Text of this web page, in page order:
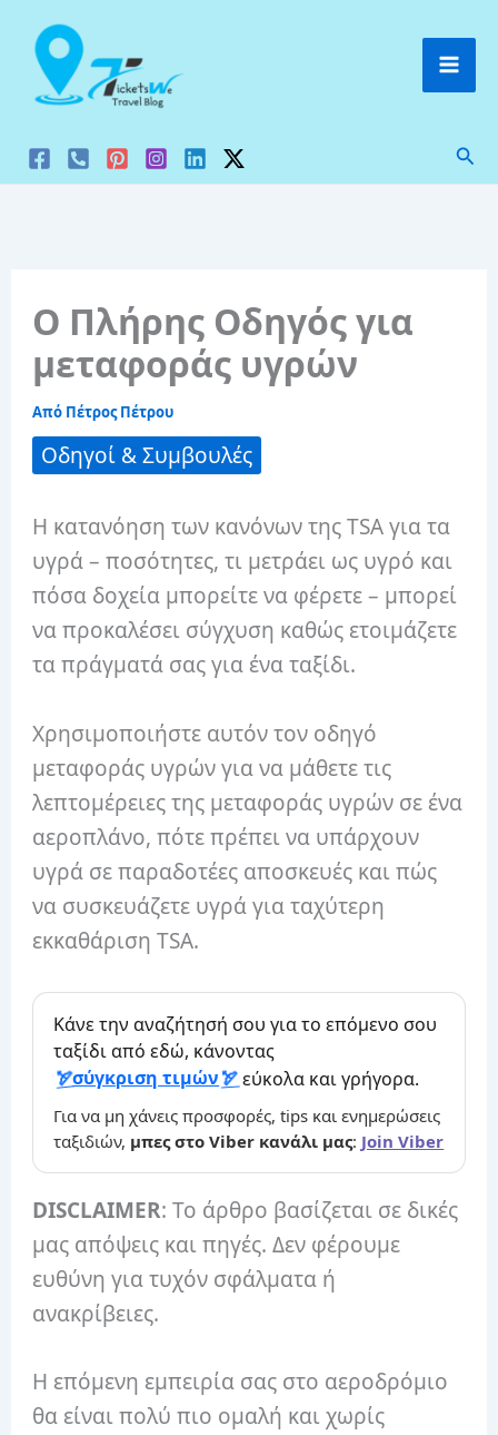
στο
περιεχόμενο
Ο Πλήρης Οδηγός για
μεταφοράς υγρών
Από Πέτρος Πέτρου
Οδηγοί & Συμβουλές
Η κατανόηση των κανόνων της TSA για τα
υγρά – ποσότητες, τι μετράει ως υγρό και
πόσα δοχεία μπορείτε να φέρετε – μπορεί
να προκαλέσει σύγχυση καθώς ετοιμάζετε
τα πράγματά σας για ένα ταξίδι.
Χρησιμοποιήστε αυτόν τον οδηγό
μεταφοράς υγρών για να μάθετε τις
λεπτομέρειες της μεταφοράς υγρών σε ένα
αεροπλάνο, πότε πρέπει να υπάρχουν
υγρά σε παραδοτέες αποσκευές και πώς
να συσκευάζετε υγρά για ταχύτερη
εκκαθάριση TSA.
Κάνε την αναζήτησή σου για το επόμενο σου
ταξίδι από εδώ, κάνοντας
σύγκριση τιμών
εύκολα και γρήγορα.
Για να μη χάνεις προσφορές, tips και ενημερώσεις
ταξιδιών, μπες στο Viber κανάλι μας: Join Viber
DISCLAIMER: Το άρθρο βασίζεται σε δικές
μας απόψεις και πηγές. Δεν φέρουμε
ευθύνη για τυχόν σφάλματα ή
ανακρίβειες.
Η επόμενη εμπειρία σας στο αεροδρόμιο
θα είναι πολύ πιο ομαλή και χωρίς